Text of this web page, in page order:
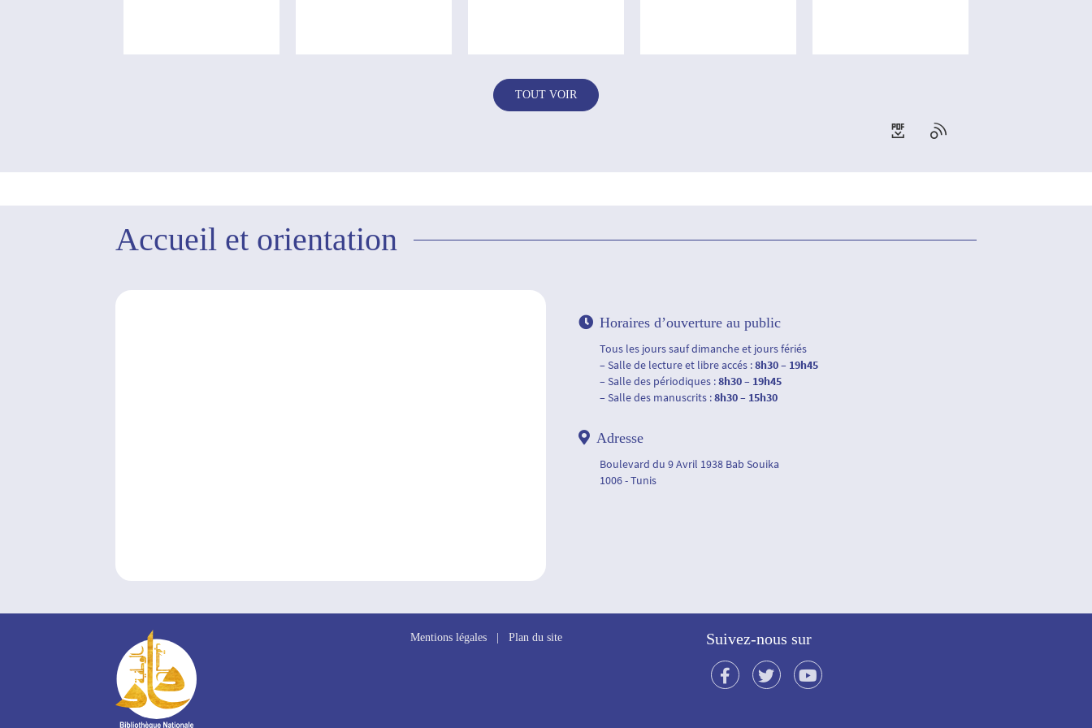
TOUT VOIR
Accueil et orientation
Horaires d’ouverture au public
Tous les jours sauf dimanche et jours fériés
– Salle de lecture et libre accés :8h30 – 19h45
– Salle des périodiques :8h30 – 19h45
– Salle des manuscrits :8h30 – 15h30
Adresse
Boulevard du 9 Avril 1938 Bab Souika
1006 - Tunis
Mentions légales Plan du site Suivez-nous sur